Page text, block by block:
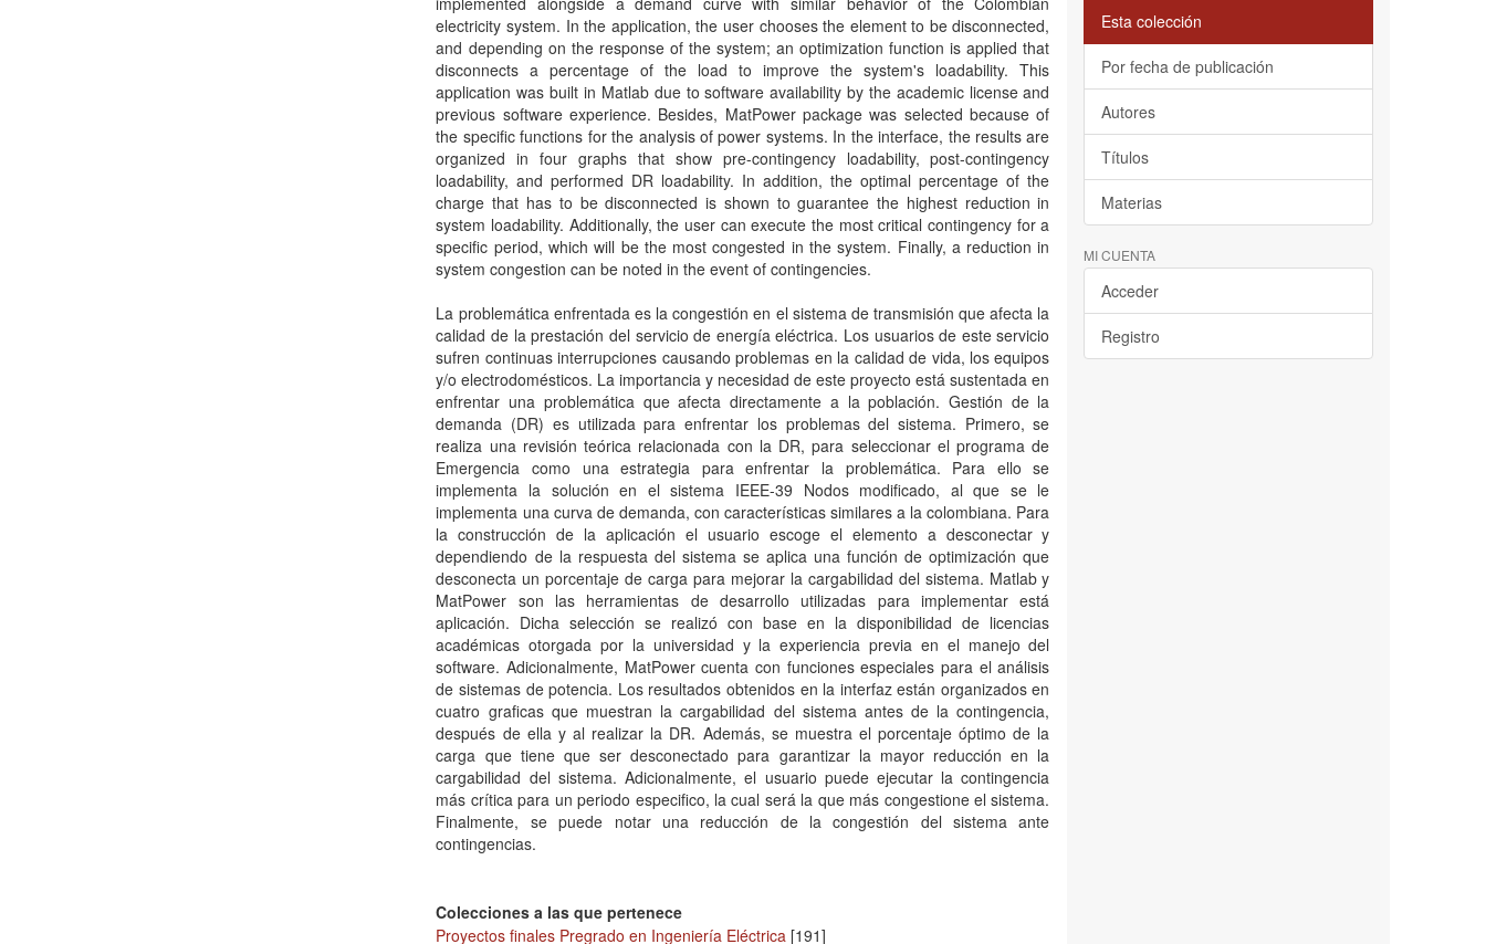
electricity system. In the application, the user chooses the element to be disconnected,
and depending on the response of the system; an optimization function is applied that
disconnects a percentage of the load to improve the system's loadability. This
application was built in Matlab due to software availability by the academic license and
previous software experience. Besides, MatPower package was selected because of
the specific functions for the analysis of power systems. In the interface, the results are
organized in four graphs that show pre-contingency loadability, post-contingency
loadability, and performed DR loadability. In addition, the optimal percentage of the
charge that has to be disconnected is shown to guarantee the highest reduction in
system loadability. Additionally, the user can execute the most critical contingency for a
specific period, which will be the most congested in the system. Finally, a reduction in
system congestion can be noted in the event of contingencies.
La problemática enfrentada es la congestión en el sistema de transmisión que afecta la
calidad de la prestación del servicio de energía eléctrica. Los usuarios de este servicio
sufren continuas interrupciones causando problemas en la calidad de vida, los equipos
y/o electrodomésticos. La importancia y necesidad de este proyecto está sustentada en
enfrentar una problemática que afecta directamente a la población. Gestión de la
demanda (DR) es utilizada para enfrentar los problemas del sistema. Primero, se
realiza una revisión teórica relacionada con la DR, para seleccionar el programa de
Emergencia como una estrategia para enfrentar la problemática. Para ello se
implementa la solución en el sistema IEEE-39 Nodos modificado, al que se le
implementa una curva de demanda, con características similares a la colombiana. Para
la construcción de la aplicación el usuario escoge el elemento a desconectar y
dependiendo de la respuesta del sistema se aplica una función de optimización que
desconecta un porcentaje de carga para mejorar la cargabilidad del sistema. Matlab y
MatPower son las herramientas de desarrollo utilizadas para implementar está
aplicación. Dicha selección se realizó con base en la disponibilidad de licencias
académicas otorgada por la universidad y la experiencia previa en el manejo del
software. Adicionalmente, MatPower cuenta con funciones especiales para el análisis
de sistemas de potencia. Los resultados obtenidos en la interfaz están organizados en
cuatro graficas que muestran la cargabilidad del sistema antes de la contingencia,
después de ella y al realizar la DR. Además, se muestra el porcentaje óptimo de la
carga que tiene que ser desconectado para garantizar la mayor reducción en la
cargabilidad del sistema. Adicionalmente, el usuario puede ejecutar la contingencia
más crítica para un periodo especifico, la cual será la que más congestione el sistema.
Finalmente, se puede notar una reducción de la congestión del sistema ante
contingencias.
Colecciones a las que pertenece
Proyectos finales Pregrado en Ingeniería Eléctrica [191]
Esta colección
Por fecha de publicación
Autores
Títulos
Materias
MI CUENTA
Acceder
Registro